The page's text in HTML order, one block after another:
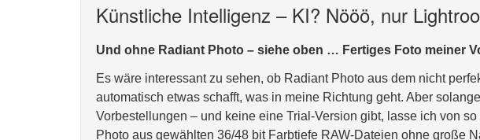
Künstliche Intelligenz – KI? Nööö, nur
Und ohne Radiant Photo – siehe oben … Fertiges Foto meiner
Es wäre interessant zu sehen, ob Radiant Photo aus dem nicht
automatisch etwas schafft, was in meine Richtung geht. Aber
Vorbestellungen – und keine eine Trial-Version gibt, lasse ich von
Photo aus gewählten 36/48 bit Farbtiefe RAW-Dateien ohne große